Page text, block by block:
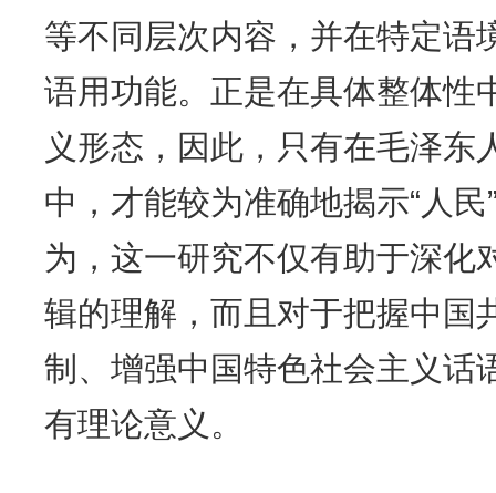
等不同层次内容，并在特定语
语用功能。正是在具体整体性
义形态，因此，只有在毛泽东
中，才能较为准确地揭示“人
为，这一研究不仅有助于深化
辑的理解，而且对于把握中国
制、增强中国特色社会主义话
有理论意义。